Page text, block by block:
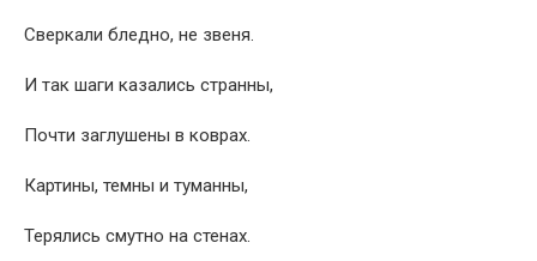
Сверкали бледно, не звеня.
И так шаги казались странны,
Почти заглушены в коврах.
Картины, темны и туманны,
Терялись смутно на стенах.